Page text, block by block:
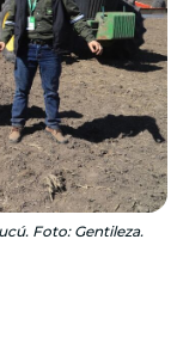
Foto: Gentileza.